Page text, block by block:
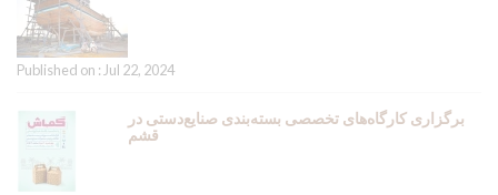
Published on : Jul 22, 2024
برگزاری کارگاه‌های تخصصی بسته‌بندی صنایع‌دستی در
قشم